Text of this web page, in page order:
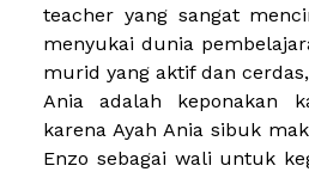
teacher yang sangat
menyukai dunia
murid yang aktif dan
Ania adalah keponakan
karena Ayah Ania sibuk
Enzo sebagai wali untuk